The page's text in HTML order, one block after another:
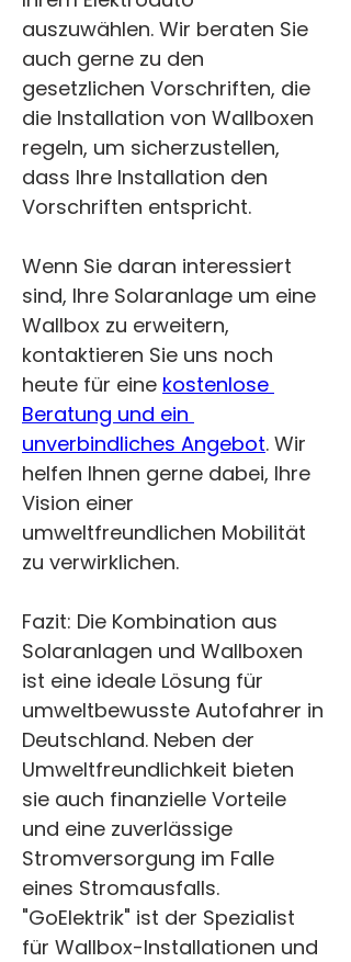
auszuwählen. Wir beraten Sie
auch gerne zu den
gesetzlichen Vorschriften, die
die Installation von Wallboxen
regeln, um sicherzustellen,
dass Ihre Installation den
Vorschriften entspricht.
Wenn Sie daran interessiert
sind, Ihre Solaranlage um eine
Wallbox zu erweitern,
kontaktieren Sie uns noch
heute für eine kostenlose
Beratung und ein
unverbindliches Angebot. Wir
helfen Ihnen gerne dabei, Ihre
Vision einer
umweltfreundlichen Mobilität
zu verwirklichen.
Fazit: Die Kombination aus
Solaranlagen und Wallboxen
ist eine ideale Lösung für
umweltbewusste Autofahrer in
Deutschland. Neben der
Umweltfreundlichkeit bieten
sie auch finanzielle Vorteile
und eine zuverlässige
Stromversorgung im Falle
eines Stromausfalls.
"GoElektrik" ist der Spezialist
für Wallbox-Installationen und